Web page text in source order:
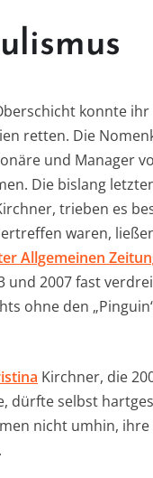
konnte ihr
retten. Die
und Manager
Die bislang
trieben es
waren,
Allgemeinen
und 2007 fast
ohne den
Kirchner, die
dürfte selbst
nicht umhin,